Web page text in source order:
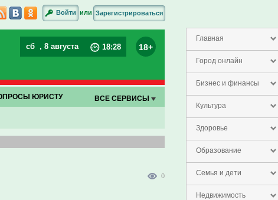
Главная
Город онлайн
Бизнес и финансы
Культура
Здоровье
Образование
Семья и дети
Недвижимость
Войти или Зарегистрироваться
сб , 8 августа 18:28 18+
ЮРИСТУ ВСЕ СЕРВИСЫ
0